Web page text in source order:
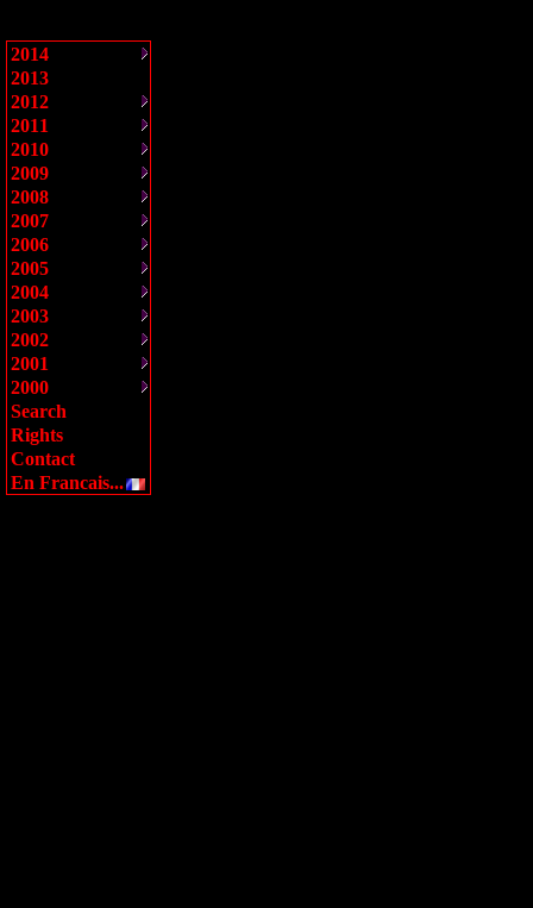
2014
2013
2012
2011
2010
2009
2008
2007
2006
2005
2004
2003
2002
2001
2000
Search
Rights
Contact
En Francais...